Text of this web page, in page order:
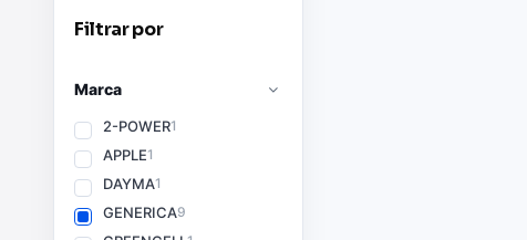
Filtrar por
Marca
2-POWER1
APPLE1
DAYMA1
GENERICA9